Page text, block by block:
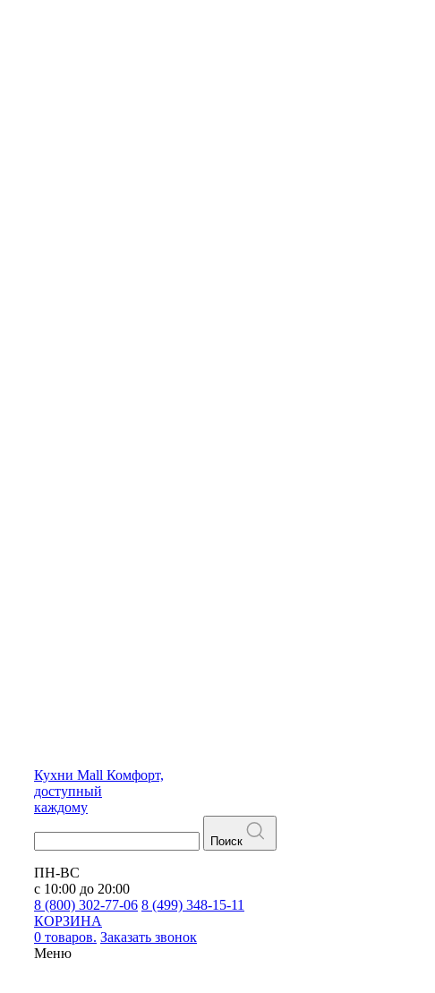
Кухни Mall Комфорт,
доступный
каждому
Поиск
ПН-ВС
с 10:00 до 20:00
8 (800) 302-77-06 8 (499) 348-15-11
КОРЗИНА
0 товаров. Заказать звонок
Меню